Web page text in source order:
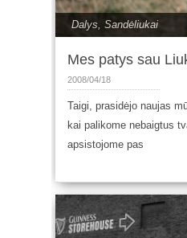
Dalys, Sandėliukai
Mes patys sau
2008/04/18
Taigi, prasidėjo naujas
kai palikome nebaigtus
apsistojome pas